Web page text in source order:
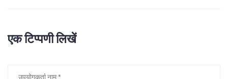
एक टिप्पणी लिखें